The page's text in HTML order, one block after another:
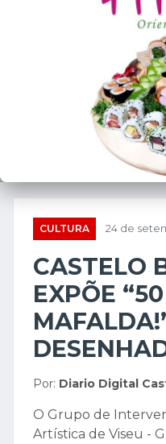
CULTURA 24 de
CASTELO
EXPÕE
Por: Diario Digital
O Grupo de
Artística de Viseu -